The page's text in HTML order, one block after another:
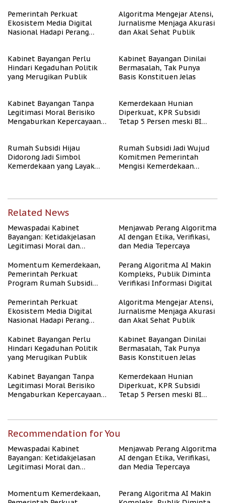
Pemerintah Perkuat
Ekosistem Media Digital
Nasional Hadapi Perang
Algoritma Mengejar Atensi,
Jurnalisme Menjaga Akurasi
dan Akal Sehat Publik
Kabinet Bayangan Perlu
Hindari Kegaduhan Politik
yang Merugikan Publik
Kabinet Bayangan Dinilai
Bermasalah, Tak Punya
Basis Konstituen Jelas
Kabinet Bayangan Tanpa
Legitimasi Moral Berisiko
Mengaburkan Kepercayaan
Kemerdekaan Hunian
Diperkuat, KPR Subsidi
Tetap 5 Persen meski BI
Rumah Subsidi Hijau
Didorong Jadi Simbol
Kemerdekaan yang Layak
Rumah Subsidi Jadi Wujud
Komitmen Pemerintah
Mengisi Kemerdekaan
Related News
Mewaspadai Kabinet
Bayangan: Ketidakjelasan
Legitimasi Moral dan
Menjawab Perang Algoritma
AI dengan Etika, Verifikasi,
dan Media Tepercaya
Momentum Kemerdekaan,
Pemerintah Perkuat
Program Rumah Subsidi
Berpenghasilan Rendah
Perang Algoritma AI Makin
Kompleks, Publik Diminta
Verifikasi Informasi Digital
Pemerintah Perkuat
Ekosistem Media Digital
Nasional Hadapi Perang
Algoritma Mengejar Atensi,
Jurnalisme Menjaga Akurasi
dan Akal Sehat Publik
Kabinet Bayangan Perlu
Hindari Kegaduhan Politik
yang Merugikan Publik
Kabinet Bayangan Dinilai
Bermasalah, Tak Punya
Basis Konstituen Jelas
Kabinet Bayangan Tanpa
Legitimasi Moral Berisiko
Mengaburkan Kepercayaan
Kemerdekaan Hunian
Diperkuat, KPR Subsidi
Tetap 5 Persen meski BI
Recommendation for You
Mewaspadai Kabinet
Bayangan: Ketidakjelasan
Legitimasi Moral dan
Menjawab Perang Algoritma
AI dengan Etika, Verifikasi,
dan Media Tepercaya
Momentum Kemerdekaan,
Perang Algoritma AI Makin